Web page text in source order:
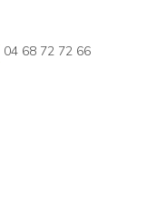
04 68 72 72 66